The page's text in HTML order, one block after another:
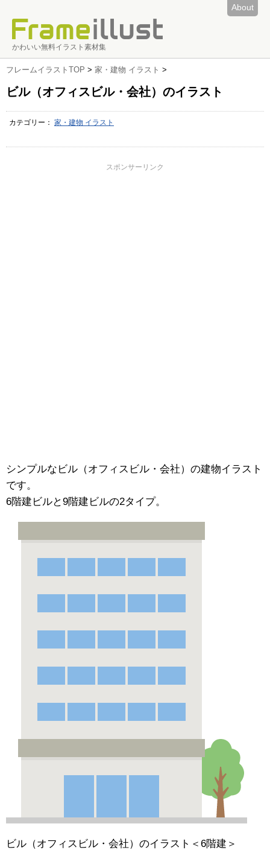
About
かわいい無料イラスト素材集
フレームイラストTOP > 家・建物 イラスト >
ビル（オフィスビル・会社）のイラスト
カテゴリー： 家・建物 イラスト
スポンサーリンク
シンプルなビル（オフィスビル・会社）の建物イラスト
です。
6階建ビルと9階建ビルの2タイプ。
ビル（オフィスビル・会社）のイラスト＜6階建＞